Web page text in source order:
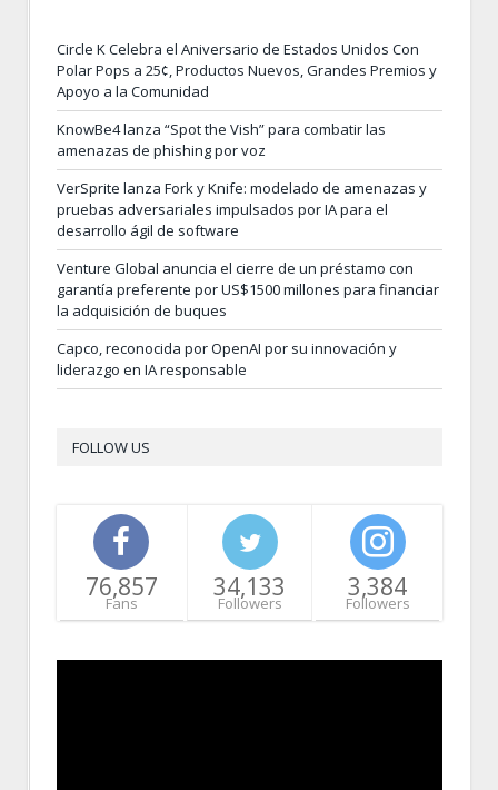
Circle K Celebra el Aniversario de Estados Unidos Con
Polar Pops a 25¢, Productos Nuevos, Grandes Premios y
Apoyo a la Comunidad
KnowBe4 lanza “Spot the Vish” para combatir las
amenazas de phishing por voz
VerSprite lanza Fork y Knife: modelado de amenazas y
pruebas adversariales impulsados por IA para el
desarrollo ágil de software
Venture Global anuncia el cierre de un préstamo con
garantía preferente por US$1500 millones para financiar
la adquisición de buques
Capco, reconocida por OpenAI por su innovación y
liderazgo en IA responsable
FOLLOW US
76,857
Fans
34,133
Followers
3,384
Followers